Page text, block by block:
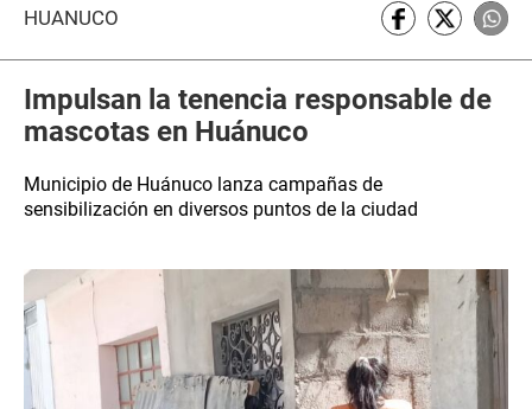
HUÁNUCO
Impulsan la tenencia responsable de
mascotas en Huánuco
Municipio de Huánuco lanza campañas de
sensibilización en diversos puntos de la ciudad